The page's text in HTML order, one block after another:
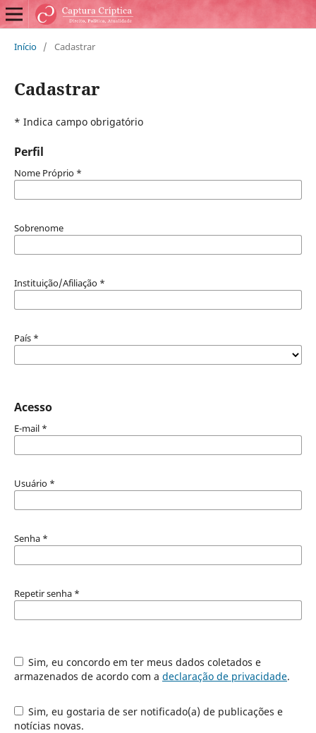
Início / Cadastrar
Cadastrar
* Indica campo obrigatório
Perfil
Nome Próprio *
Sobrenome
Instituição/Afiliação *
País *
Acesso
E-mail *
Usuário *
Senha *
Repetir senha *
Sim, eu concordo em ter meus dados coletados e
armazenados de acordo com a declaração de privacidade.
Sim, eu gostaria de ser notificado(a) de publicações e
notícias novas.